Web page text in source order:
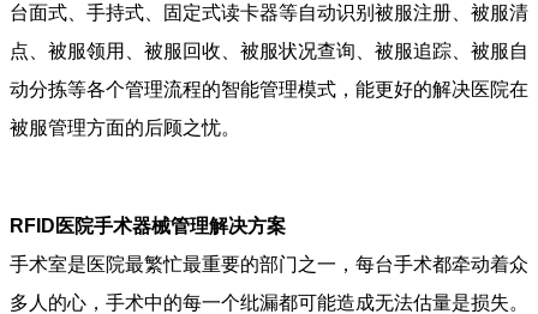
台面式、手持式、固定式读卡器等自动识别被服注册、被服清
点、被服领用、被服回收、被服状况查询、被服追踪、被服自
动分拣等各个管理流程的智能管理模式，能更好的解决医院在
被服管理方面的后顾之忧。
RFID医院手术器械管理解决方案
手术室是医院最繁忙最重要的部门之一，每台手术都牵动着众
多人的心，手术中的每一个纰漏都可能造成无法估量是损失。